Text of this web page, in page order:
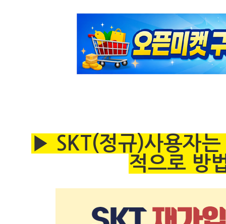
▶ SKT(정규)사용자
적으로 방